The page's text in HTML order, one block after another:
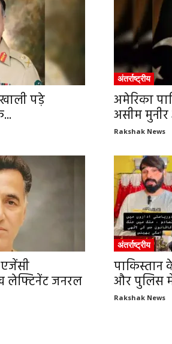
पड़े
अंतर्राष्ट्रीय
अमेरिका
असीम
Rakshak News
लेफ्टिनेंट जनरल
अंतर्राष्ट्रीय
और पुलिस
Rakshak News